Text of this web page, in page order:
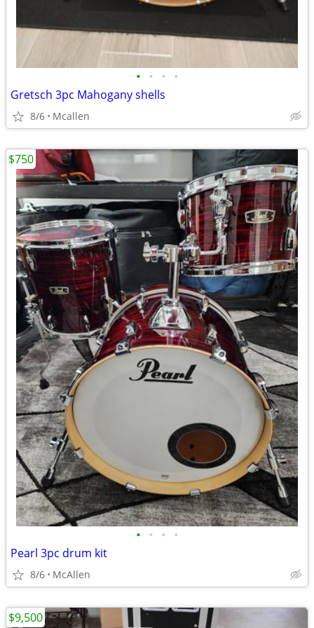
• • • •
Gretsch 3pc Mahogany shells
8/6 Mcallen
• • • •
Pearl 3pc drum kit
8/6 McAllen
$750
$9,500